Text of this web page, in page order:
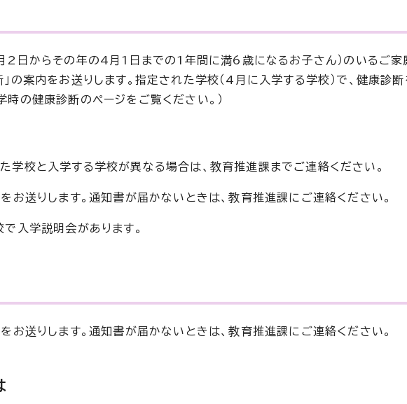
2日からその年の4月1日までの1年間に満6歳になるお子さん）のいるご家
の案内をお送りします。指定された学校（4月に入学する学校）で、健康診
の健康診断のページをご覧ください。）
学校と入学する学校が異なる場合は、教育推進課までご連絡ください。
お送りします。通知書が届かないときは、教育推進課にご連絡ください。
入学説明会があります。
お送りします。通知書が届かないときは、教育推進課にご連絡ください。